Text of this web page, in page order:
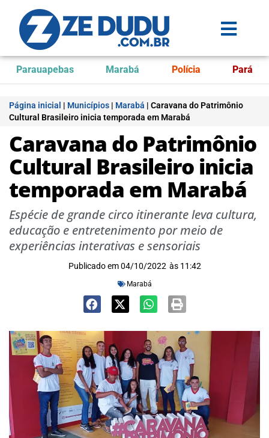
Parauapebas Marabá Polícia Pará
Página inicial | Municípios | Marabá | Caravana do Patrimônio
Cultural Brasileiro inicia temporada em Marabá
Caravana do Patrimônio
Cultural Brasileiro inicia
temporada em Marabá
Espécie de grande circo itinerante leva cultura,
educação e entretenimento por meio de
experiências interativas e sensoriais
Publicado em 04/10/2022 às 11:42
Marabá